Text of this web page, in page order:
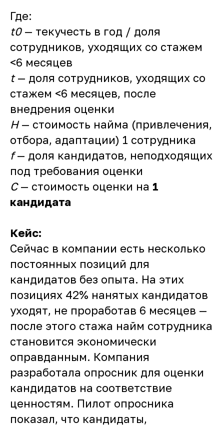
Где:
t0— текучесть в год / доля
сотрудников, уходящих со стажем
<6 месяцев
t— доля сотрудников, уходящих со
стажем <6 месяцев, после
внедрения оценки
H— стоимость найма (привлечения,
отбора, адаптации) 1 сотрудника
f— доля кандидатов, неподходящих
под требования оценки
C— стоимость оценки на 1
кандидата
Кейс:
Сейчас в компании есть несколько
постоянных позиций для
кандидатов без опыта. На этих
позициях 42% нанятых кандидатов
уходят, не проработав 6 месяцев —
после этого стажа найм сотрудника
становится экономически
оправданным. Компания
разработала опросник для оценки
кандидатов на соответствие
ценностям. Пилот опросника
показал, что кандидаты,